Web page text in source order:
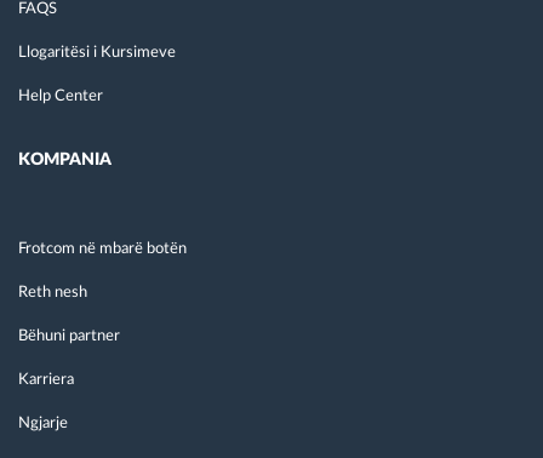
FAQS
Llogaritësi i Kursimeve
Help Center
KOMPANIA
Frotcom në mbarë botën
Reth nesh
Bëhuni partner
Karriera
Ngjarje